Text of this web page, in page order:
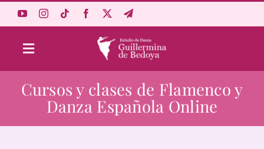
Toggle
Navigation
Aprende Online
Estudio
Cursos y clases de Flamenco y
Danza Española Online